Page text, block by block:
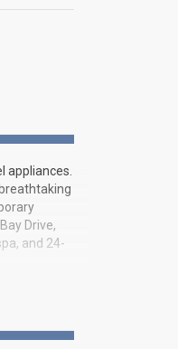
appliances.
Drive,
and 24-